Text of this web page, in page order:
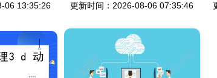
06 13:35:26 更新时间：2026-08-06 07:35:46